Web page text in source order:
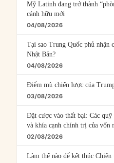
Mỹ Latinh đang trở thành
cánh hữu mới
04/08/2026
Tại sao Trung Quốc phủ nhận
Nhật Bản?
04/08/2026
Điểm mù chiến lược của
03/08/2026
Đặt cược vào thất bại: Các
và khía cạnh chính trị của vốn
02/08/2026
Làm thế nào để kết thúc Chiến